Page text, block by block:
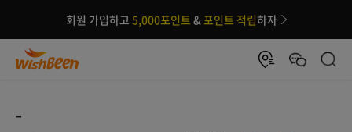
회원 가입하고 5,000포인트 &포인트 적립하자
-